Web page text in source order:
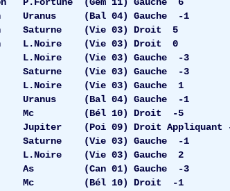
Uranus (Bal 04) Gauche -1
Saturne (Vie 03) Droit 5
L.Noire (Vie 03) Droit 0
L.Noire (Vie 03) Gauche -3
(Vie 03) Gauche -3
(Vie 03) Gauche 1
(Bal 04) Gauche -1
Mc (Bél 10) Droit -5
(Poi 09) Droit Appliquant
(Vie 03) Gauche -1
(Vie 03) Gauche 2
(Can 01) Gauche -3
Mc (Bél 10) Droit -1